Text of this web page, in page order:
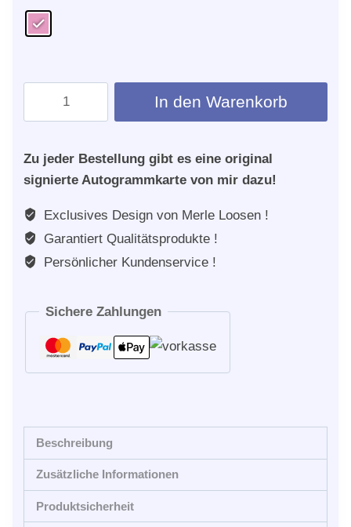
Menge
In den Warenkorb
Zu jeder Bestellung gibt es eine original
signierte Autogrammkarte von mir dazu!
Exclusives Design von Merle Loosen !
Garantiert Qualitätsprodukte !
Persönlicher Kundenservice !
Sichere Zahlungen
Beschreibung
Zusätzliche Informationen
Produktsicherheit